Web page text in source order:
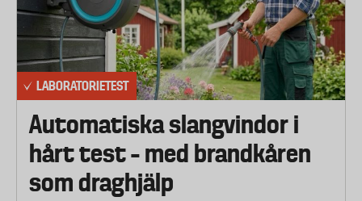
LABORATORIETEST
Automatiska slangvindor i
hårt test – med brandkåren
som draghjälp